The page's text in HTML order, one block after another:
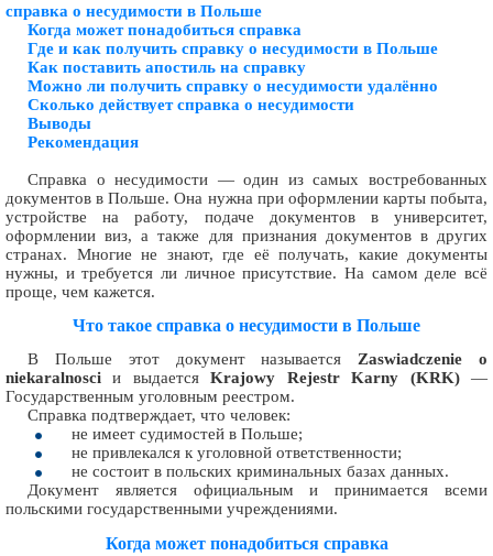
справка о несудимости в Польше
Когда может понадобиться справка
Где и как получить справку о несудимости в Польше
Как поставить апостиль на справку
Можно ли получить справку о несудимости удалённо
Сколько действует справка о несудимости
Выводы
Рекомендация
Справка о несудимости — один из самых востребованных
документов в Польше. Она нужна при оформлении карты побыта,
устройстве на работу, подаче документов в университет,
оформлении виз, а также для признания документов в других
странах. Многие не знают, где её получать, какие документы
нужны, и требуется ли личное присутствие. На самом деле всё
проще, чем кажется.
Что такое справка о несудимости в Польше
В Польше этот документ называетсяZaswiadczenie o
niekaralnosci и выдаетсяKrajowy Rejestr Karny (KRK)—
Государственным уголовным реестром.
Справка подтверждает, что человек:
не имеет судимостей в Польше;
не привлекался к уголовной ответственности;
не состоит в польских криминальных базах данных.
Документ является официальным и принимается всеми
польскими государственными учреждениями.
Когда может понадобиться справка